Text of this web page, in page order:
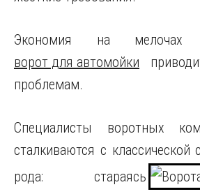
Экономия на мелочах
ворот для автомойки
проблемам.
Специалисты воротных
сталкиваются с классической
рода: стараясь